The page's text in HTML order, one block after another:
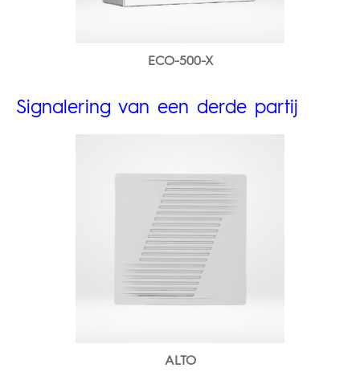
ECO-500-X
Signalering van een derde partij
ALTO